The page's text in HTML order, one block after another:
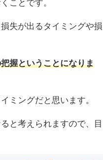
ことです。
失が出るタイミングや損
握ということになりま
ミングだと思います。
と考えられますので、目